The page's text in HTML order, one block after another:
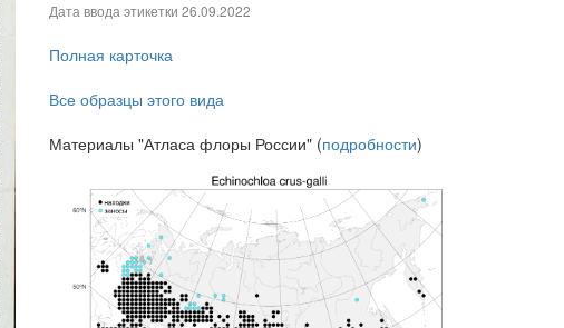
Дата ввода этикетки 26.09.2022
Полная карточка
Все образцы этого вида
Материалы "Атласа флоры России" (подробности)